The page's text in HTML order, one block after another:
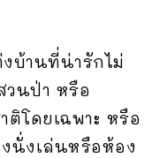
บ้านที่น่ารักไม่
วนป่า หรือ
ติโดยเฉพาะ หรือ
นั่งเล่นหรือห้อง